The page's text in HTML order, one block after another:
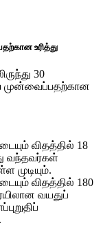
உரித்து
30
முன்வைப்பதற்கான
விதத்தில் 18
வந்தவர்கள்
முடியும்.
விதத்தில் 180
வயதுப்